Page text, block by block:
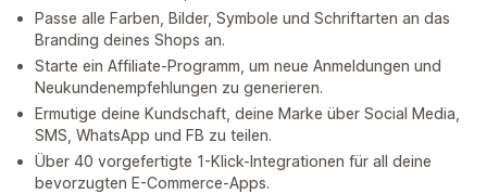
Passe alle Farben, Bilder, Symbole und Schriftarten an das
Branding deines Shops an.
Starte ein Affiliate-Programm, um neue Anmeldungen und
Neukundenempfehlungen zu generieren.
Ermutige deine Kundschaft, deine Marke über Social Media,
SMS, WhatsApp und FB zu teilen.
Über 40 vorgefertigte 1-Klick-Integrationen für all deine
bevorzugten E-Commerce-Apps.